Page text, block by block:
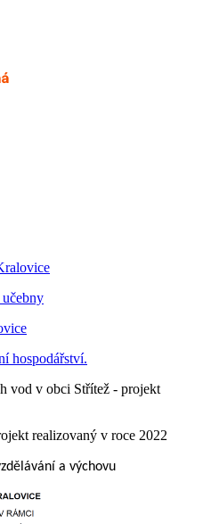
hospodářství.
vod v obci Střítež - projekt
realizovaný v roce 2022
a výchovu